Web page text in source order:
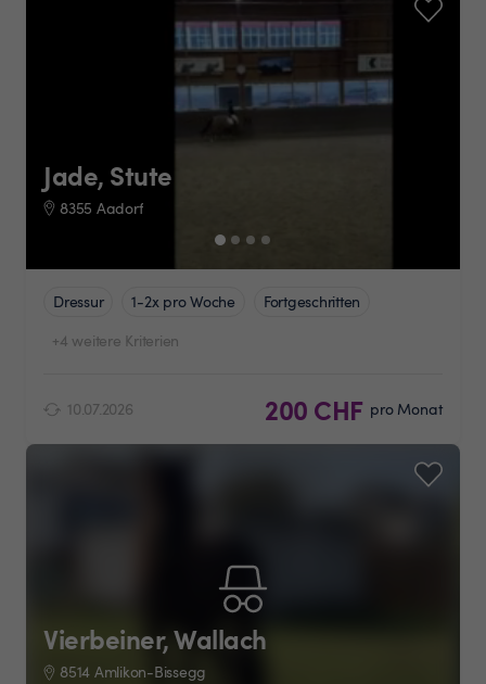
Jade, Stute
8355 Aadorf
Dressur 1-2x pro Woche
Fortgeschritten
+4 weitere Kriterien
10.07.2026 200 CHF pro Monat
Vierbeiner, Wallach
8514 Amlikon-Bissegg